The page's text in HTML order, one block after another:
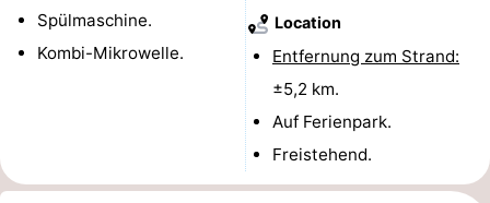
Wandern
-
Reiten
Spülmaschine.
Kombi-Mikrowelle.
Location
Entfernung zum Strand:
±5,2 km.
Auf Ferienpark.
Freistehend.